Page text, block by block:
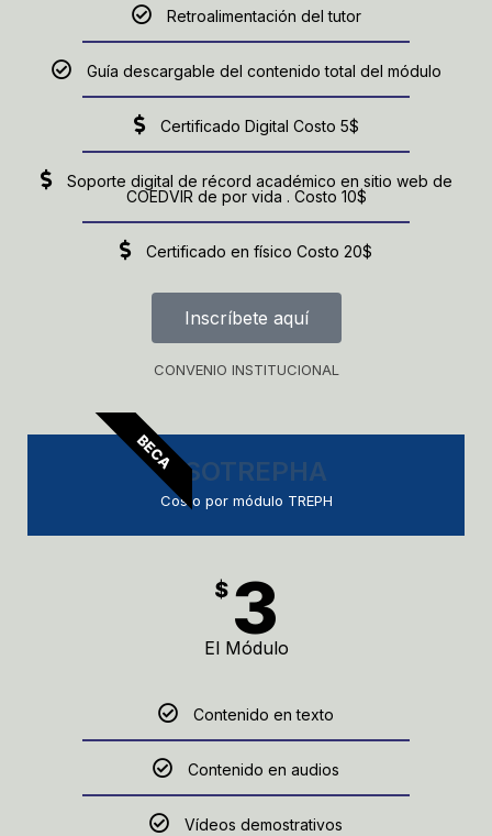
Retroalimentación del tutor
Guía descargable del contenido total del módulo
Certificado Digital Costo 5$
Soporte digital de récord académico en sitio web de
COEDVIR de por vida . Costo 10$
Certificado en físico Costo 20$
Inscríbete aquí
CONVENIO INSTITUCIONAL
BECA
ASOTREPHA
Costo por módulo TREPH
$ 3
El Módulo
Contenido en texto
Contenido en audios
Vídeos demostrativos